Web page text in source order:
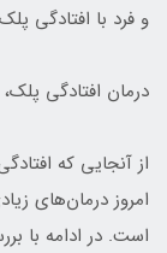
و فرد با افتادگی
درمان افتادگی
از آنجایی که
امروز درمان‌های
است. در ادامه با